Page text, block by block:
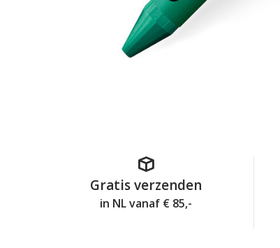
Gratis verzenden
in NL vanaf € 85,-